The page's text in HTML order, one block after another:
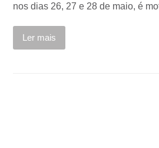
nos dias 26, 27 e 28 de maio, é
Ler mais